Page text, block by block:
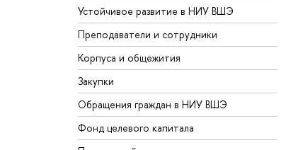
Устойчивое развитие в НИУ ВШЭ
Преподаватели и сотрудники
Корпуса и общежития
Закупки
Обращения граждан в НИУ ВШЭ
Фонд целевого капитала